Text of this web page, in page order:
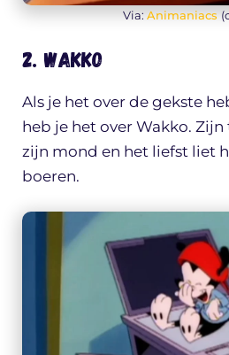
Via: Animaniacs
2. Wakko
Als je het over de gekste
heb je het over Wakko.
zijn mond en het liefst liet
boeren.